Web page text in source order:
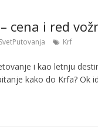
cena i red
SvetPutovanja Krf
i kao letnju
kako do Krfa? Ok